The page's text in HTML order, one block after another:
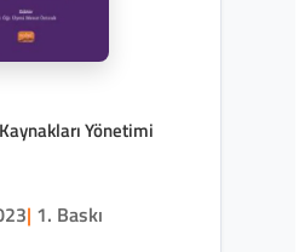
Yönetimi
| 1. Baskı